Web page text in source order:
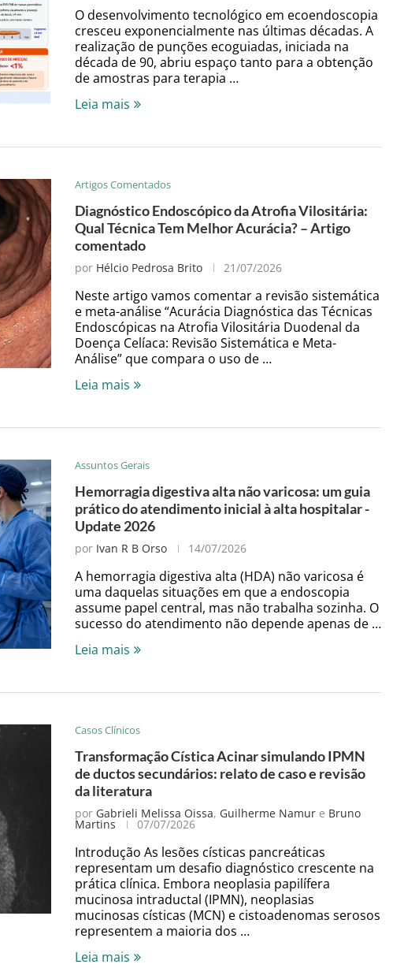
O desenvolvimento tecnológico em ecoendoscopia
cresceu exponencialmente nas últimas décadas. A
realização de punções ecoguiadas, iniciada na
década de 90, abriu espaço tanto para a obtenção
de amostras para terapia …
Leia mais
Artigos Comentados
Diagnóstico Endoscópico da Atrofia Vilositária:
Qual Técnica Tem Melhor Acurácia? – Artigo
comentado
por Hélcio Pedrosa Brito 21/07/2026
Neste artigo vamos comentar a revisão sistemática
e meta-análise “Acurácia Diagnóstica das Técnicas
Endoscópicas na Atrofia Vilositária Duodenal da
Doença Celíaca: Revisão Sistemática e Meta-
Análise” que compara o uso de …
Leia mais
Assuntos Gerais
Hemorragia digestiva alta não varicosa: um guia
prático do atendimento inicial à alta hospitalar -
Update 2026
por Ivan R B Orso 14/07/2026
A hemorragia digestiva alta (HDA) não varicosa é
uma daquelas situações em que a endoscopia
assume papel central, mas não trabalha sozinha. O
sucesso do atendimento não depende apenas de …
Leia mais
Casos Clínicos
Transformação Cística Acinar simulando IPMN
de ductos secundários: relato de caso e revisão
da literatura
por Gabrieli Melissa Oissa, Guilherme Namure Bruno
Martins 07/07/2026
Introdução As lesões císticas pancreáticas
representam um desafio diagnóstico crescente na
prática clínica. Embora neoplasia papilífera
mucinosa intraductal (IPMN), neoplasias
mucinosas císticas (MCN) e cistoadenomas serosos
representem a maioria dos …
Leia mais